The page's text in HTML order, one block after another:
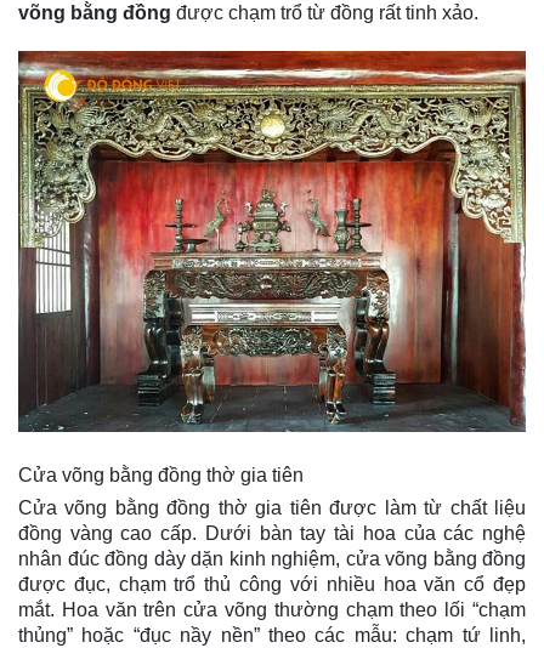
võng bằng đồng được chạm trổ từ đồng rất tinh xảo.
Cửa võng bằng đồng thờ gia tiên
Cửa võng bằng đồng thờ gia tiên được làm từ chất liệu
đồng vàng cao cấp. Dưới bàn tay tài hoa của các nghệ
nhân đúc đồng dày dặn kinh nghiệm, cửa võng bằng đồng
được đục, chạm trổ thủ công với nhiều hoa văn cổ đẹp
mắt. Hoa văn trên cửa võng thường chạm theo lối “chạm
thủng” hoặc “đục nầy nền” theo các mẫu: chạm tứ linh,